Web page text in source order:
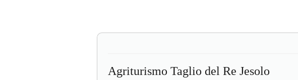
Agriturismo Taglio del Re Jesolo